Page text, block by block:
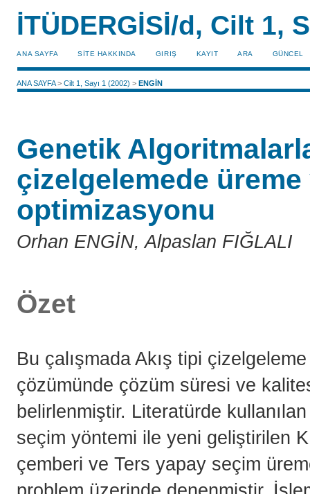
İTÜDERGİSİ/d, Cilt 1,
ANA SAYFA SİTE HAKKINDA GIRIŞ KAYIT ARA GÜNCEL
ANA SAYFA>Cilt 1, Sayı 1 (2002) >ENGİN
Genetik
çizelgelemede
optimizasyonu
Orhan ENGİN, Alpaslan FIĞLALI
Özet
Bu çalışmada Akış tipi
çözümünde çözüm süresi ve
belirlenmiştir. Literatürde
seçim yöntemi ile yeni geliştirilen
çemberi ve Ters yapay seçim